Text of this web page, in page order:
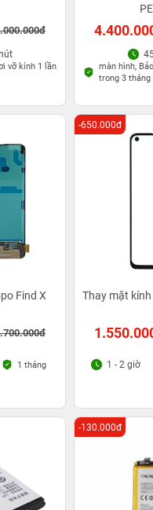
vỡ kính 1 lần
màn hình,
trong 3 tháng
Find X
1 tháng
Thay mặt
-650.000đ
1 - 2 giờ
-130.000đ